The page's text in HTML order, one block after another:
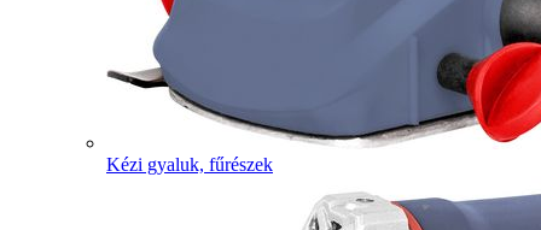
Kézi gyaluk, fűrészek